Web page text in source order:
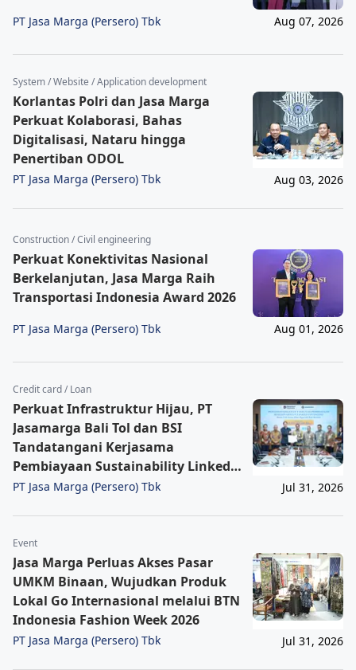
PT Jasa Marga (Persero) Tbk Aug 07, 2026
System / Website / Application development
Korlantas Polri dan Jasa Marga
Perkuat Kolaborasi, Bahas
Digitalisasi, Nataru hingga
Penertiban ODOL
PT Jasa Marga (Persero) Tbk Aug 03, 2026
Construction / Civil engineering
Perkuat Konektivitas Nasional
Berkelanjutan, Jasa Marga Raih
Transportasi Indonesia Award 2026
PT Jasa Marga (Persero) Tbk Aug 01, 2026
Credit card / Loan
Perkuat Infrastruktur Hijau, PT
Jasamarga Bali Tol dan BSI
Tandatangani Kerjasama
Pembiayaan Sustainability Linked
Financing Senilai Rp1,56 Triliun
PT Jasa Marga (Persero) Tbk Jul 31, 2026
Event
Jasa Marga Perluas Akses Pasar
UMKM Binaan, Wujudkan Produk
Lokal Go Internasional melalui BTN
Indonesia Fashion Week 2026
PT Jasa Marga (Persero) Tbk Jul 31, 2026